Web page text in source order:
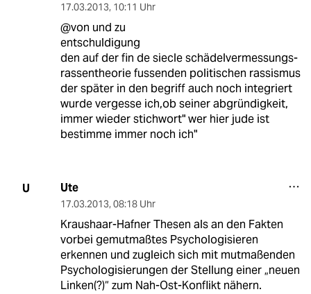
17.03.2013, 10:11 Uhr
@von und zu
entschuldigung
den auf der fin de siecle schädelvermessungs-
rassentheorie fussenden politischen rassismus
der später in den begriff auch noch integriert
wurde vergesse ich,ob seiner abgründigkeit,
immer wieder stichwort" wer hier jude ist
bestimme immer noch ich"
U Ute
17.03.2013, 08:18 Uhr
Kraushaar-Hafner Thesen als an den Fakten
vorbei gemutmaßtes Psychologisieren
erkennen und zugleich sich mit mutmaßenden
Psychologisierungen der Stellung einer „neuen
Linken(?)“ zum Nah-Ost-Konflikt nähern.